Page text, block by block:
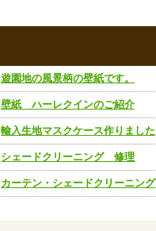
遊園地の風景柄の壁紙です。
壁紙 ハーレクインのご紹介
輸入生地マスクケース作りました
シェードクリーニング 修理
カーテン・シェードクリーニング